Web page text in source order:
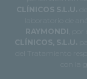
CLÍNICOS S.L.U.
laboratorio de
RAYMONDI ,
CLÍNICOS, S.L.U.
del Tratamiento
con la